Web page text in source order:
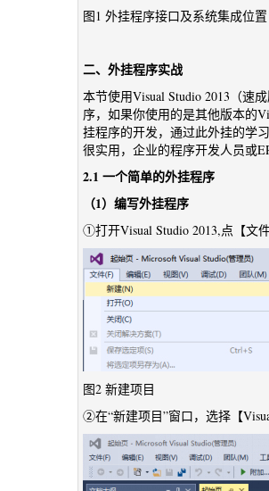
图1 外挂程序接口及系统集成位置
二、外挂程序实战
本节使用Visual Studio 2013（速
序，如果你使用的是其他版本的
挂程序的开发，通过此外挂的学
很实用，企业的程序开发人员或
2.1 一个简单的外挂程序
（1）编写外挂程序
①打开Visual Studio 2013,点【文
图2 新建项目
②在“新建项目”窗口，选择【